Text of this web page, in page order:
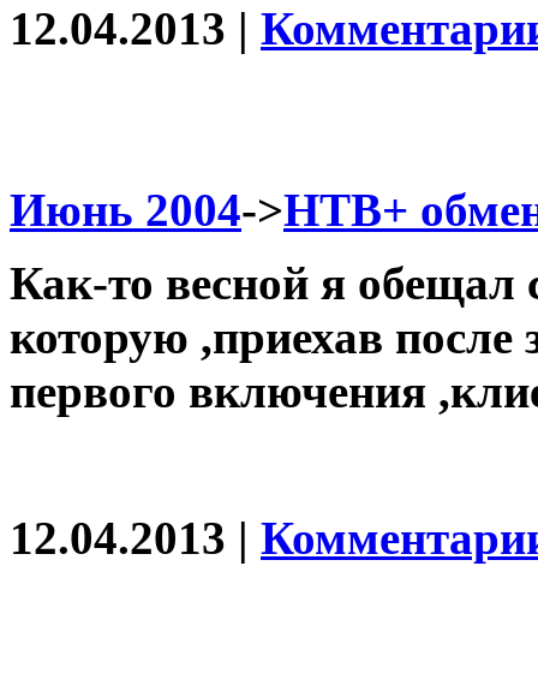
12.04.2013 |
Июнь 2004->НТВ+
Как-то весной я обещал
которую ,приехав
первого включения
12.04.2013 |